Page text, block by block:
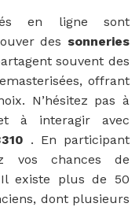
en ligne sont
des sonneries
souvent des
offrant
N’hésitez pas à
à interagir avec
. En participant
vos chances de
existe plus de 50
dont plusieurs